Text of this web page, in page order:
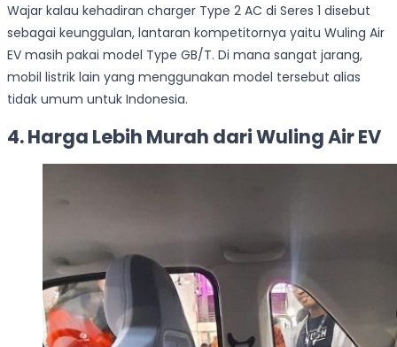
Wajar kalau kehadiran charger Type 2 AC di Seres 1 disebut
sebagai keunggulan, lantaran kompetitornya yaitu Wuling Air
EV masih pakai model Type GB/T. Di mana sangat jarang,
mobil listrik lain yang menggunakan model tersebut alias
tidak umum untuk Indonesia.
4. Harga Lebih Murah dari Wuling Air EV